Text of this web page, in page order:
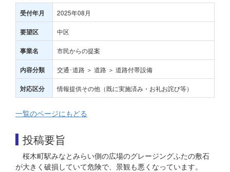
受付年月 2025年08月
要望区 中区
事業名 市民からの提案
内容分類 交通･道路 ＞ 道路 ＞ 道路付帯設備
対応区分 情報提供その他（既に実施済み・お礼お詫び等）
一覧のページにもどる
投稿要旨
桜木町駅みなとみらい側の広場のグレージングふたの敷石
が大きく破損していて危険で、景観も悪くなっています。